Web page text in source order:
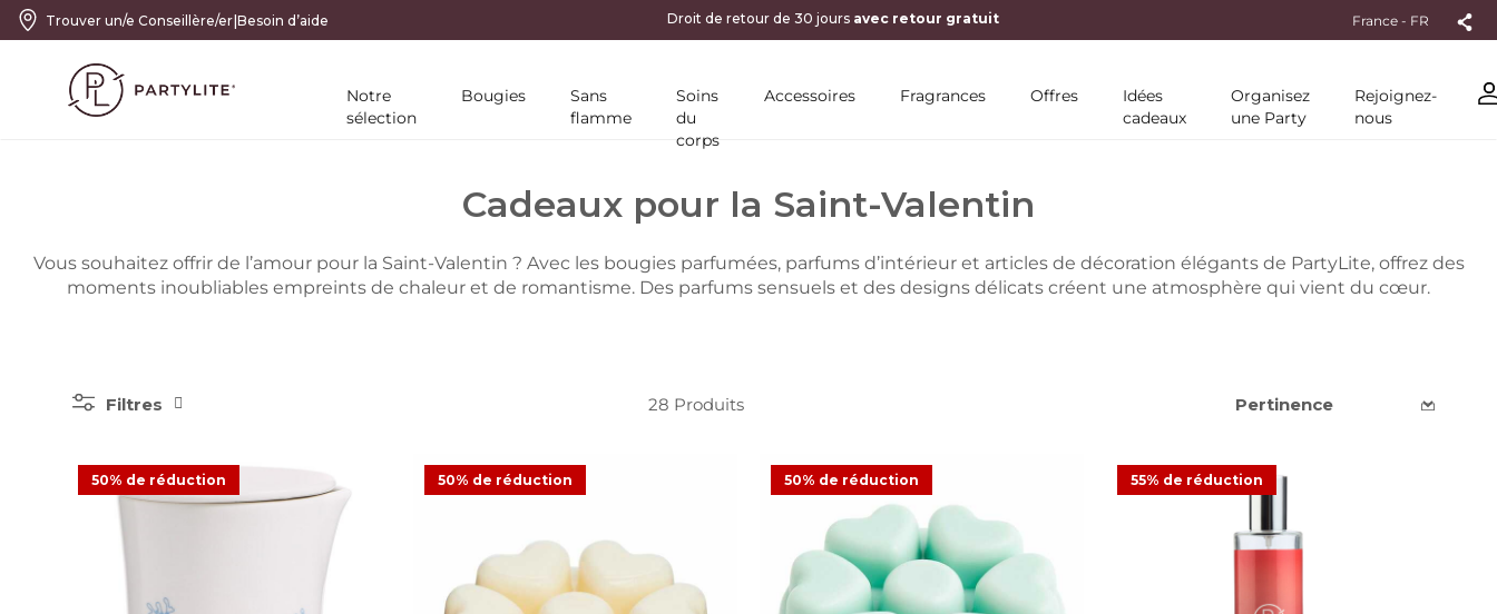
Trouver un/e Conseillère/er|Besoin d’aide France - FR
Notre
sélection
Bougies
Sans
flamme
Soins
du
corps
Accessoires Fragrances Offres
Idées
cadeaux
Organisez
une Party
Rejoignez-
nous
Cadeaux pour la Saint-Valentin
Vous souhaitez offrir de l’amour pour la Saint-Valentin ? Avec les bougies parfumées, parfums d’intérieur et articles de décoration élégants de PartyLite, offrez des
moments inoubliables empreints de chaleur et de romantisme. Des parfums sensuels et des designs délicats créent une atmosphère qui vient du cœur.
Filtres 28 Produits
50% de réduction 50% de réduction 50% de réduction 55% de réduction